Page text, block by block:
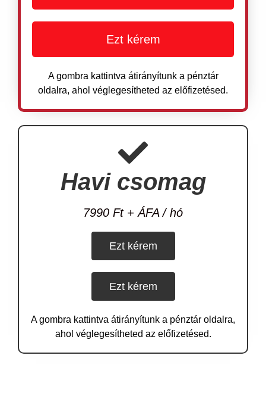
Ezt kérem
A gombra kattintva átirányítunk a pénztár
oldalra, ahol véglegesítheted az előfizetésed.
Havi csomag
7990 Ft + ÁFA / hó
Ezt kérem
Ezt kérem
A gombra kattintva átirányítunk a pénztár oldalra,
ahol véglegesítheted az előfizetésed.